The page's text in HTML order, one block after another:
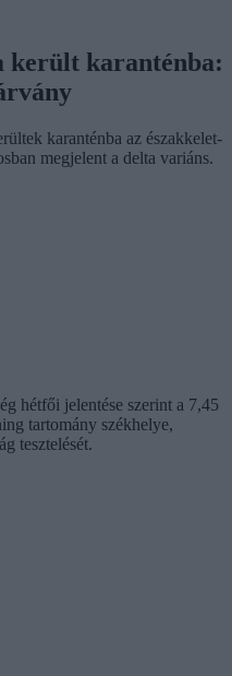
került karanténba:
karanténba az északkelet-
megjelent a delta variáns.
hétfői jelentése szerint a 7,45
tartomány székhelye,
tesztelését.